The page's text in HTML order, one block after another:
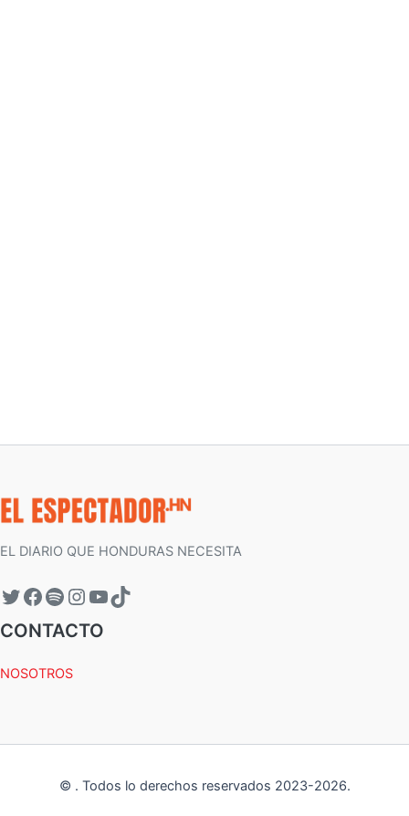
EL DIARIO QUE HONDURAS NECESITA
CONTACTO
NOSOTROS
© . Todos lo derechos reservados 2023-2026.